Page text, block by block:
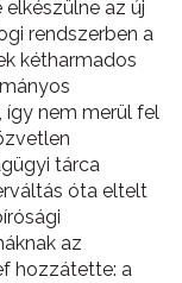
az új
rendszerben a
kétharmados
így nem merül fel
tárca
óta eltelt
az
hozzátette: a